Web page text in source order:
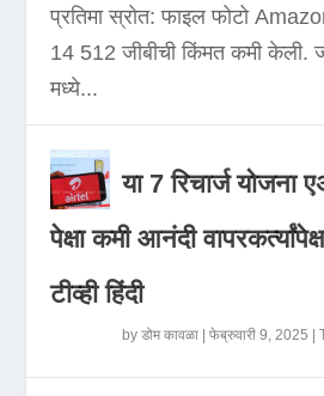
प्रतिमा स्रोत: फाइल फोटो
14 512 जीबीची किंमत कमी
मध्ये...
या 7 रिचार्ज योजना
पेक्षा कमी आनंदी
टीव्ही हिंदी
byडोम कावळा |फेब्रुवारी 9, 2025 |